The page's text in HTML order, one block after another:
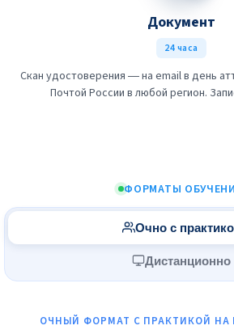
Документ
24 часа
Скан удостоверения — на email в день
Почтой России в любой регион.
ФОРМАТЫ
Очно с
Дистанционно
ОЧНЫЙ ФОРМАТ С ПРАКТИКОЙ НА